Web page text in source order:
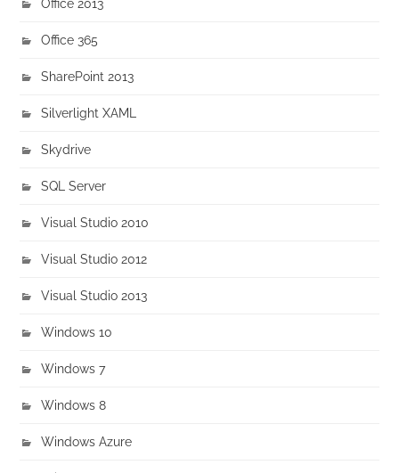
Office 365
SharePoint 2013
Silverlight XAML
Skydrive
SQL Server
Visual Studio 2010
Visual Studio 2012
Visual Studio 2013
Windows 10
Windows 7
Windows 8
Windows Azure